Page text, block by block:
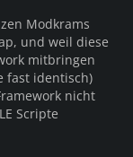
Modkrams
und weil diese
mitbringen
fast identisch)
nicht
Scripte